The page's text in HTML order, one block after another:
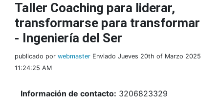
Taller Coaching para liderar,
transformarse para transformar
- Ingeniería del Ser
publicado por webmaster Enviado Jueves 20th of Marzo 2025
11:24:25 AM
Información de contacto: 3206823329